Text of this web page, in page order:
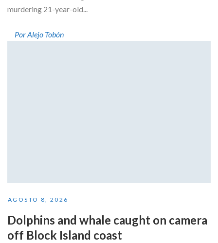
murdering 21-year-old...
Por Alejo Tobón
AGOSTO 8, 2026
Dolphins and whale caught on camera
off Block Island coast